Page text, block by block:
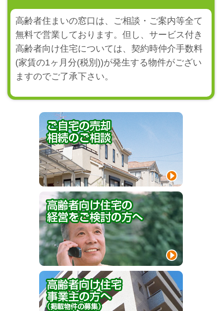
高齢者住まいの窓口は、ご相談・ご案内等全て
無料で営業しております。但し、サービス付き
高齢者向け住宅については、契約時仲介手数料
(家賃の1ヶ月分(税別))が発生する物件がござい
ますのでご了承下さい。